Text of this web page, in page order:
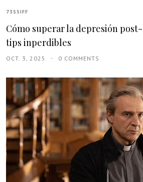
73SSIFF
Cómo superar la depresión
tips inperdibles
OCT. 3, 2025 0 COMMENTS